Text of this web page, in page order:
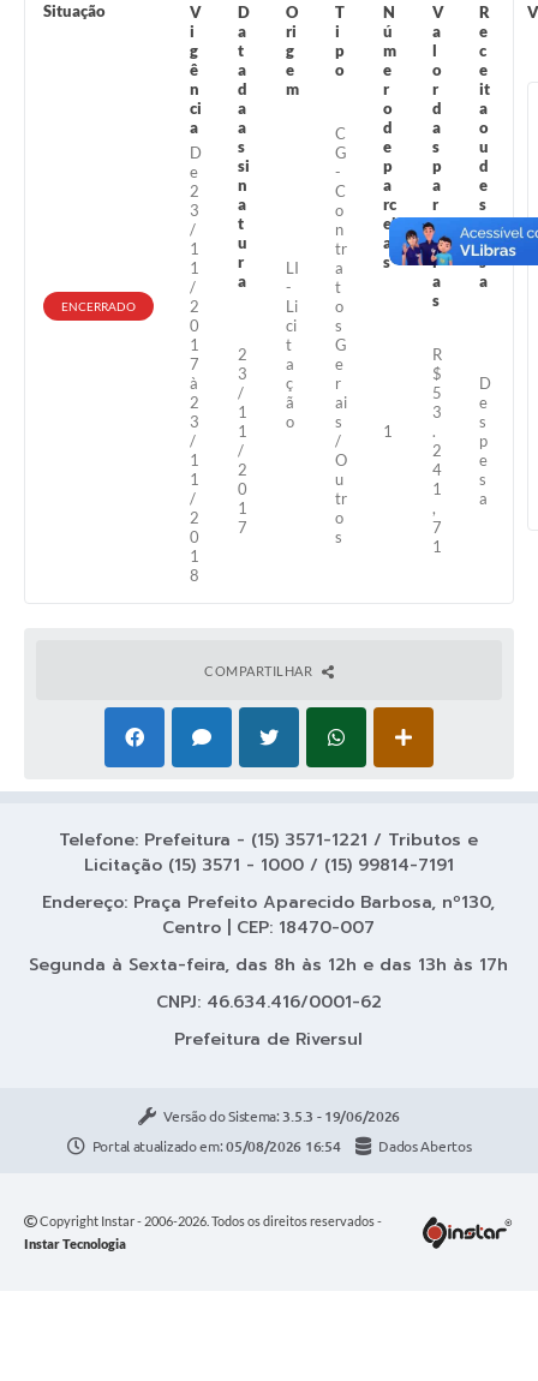
Situação
ENCERRADO
V
i
g
ê
n
ci
a
D
e
2
3
/
1
1
/
2
0
1
7
à
2
3
/
1
1
/
2
0
1
8
D
a
t
a
d
a
a
s
si
n
a
t
u
r
a
2
3
/
1
1
/
2
0
1
7
O
ri
g
e
m
LI
-
Li
ci
t
a
ç
ã
o
T
i
p
o
C
G
-
C
o
n
tr
a
t
o
s
G
e
r
ai
s
/
O
u
tr
o
s
N
ú
m
e
r
o
d
e
p
a
rc
el
a
s
1
V
a
l
o
r
d
a
s
p
a
r
c
e
l
a
s
R
$
5
3
.
2
4
1
,
7
1
R
e
c
e
it
a
o
u
d
e
s
p
e
s
a
D
e
s
p
e
s
a
COMPARTILHAR
Telefone: Prefeitura - (15) 3571-1221 / Tributos e
Licitação (15) 3571 - 1000 / (15) 99814-7191
Endereço: Praça Prefeito Aparecido Barbosa, nº130,
Centro | CEP: 18470-007
Segunda à Sexta-feira, das 8h às 12h e das 13h às 17h
CNPJ: 46.634.416/0001-62
Prefeitura de Riversul
Versão do Sistema: 3.5.3 - 19/06/2026
Portal atualizado em:05/08/2026 16:54 Dados Abertos
Copyright Instar - 2006-2026. Todos os direitos reservados -
Instar Tecnologia